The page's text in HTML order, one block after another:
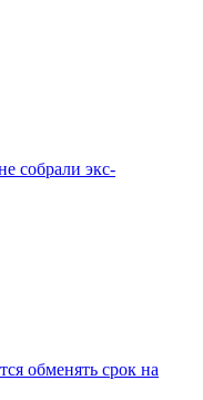
собрали экс-
обменять срок на